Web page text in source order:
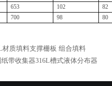
653 102 82
700 98 80
材质填料支撑栅板 组合填料
纸带收集器316L槽式液体分布器